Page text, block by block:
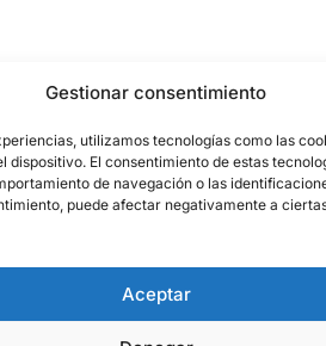
Gestionar consentimiento
utilizamos tecnologías como las
dispositivo. El consentimiento de estas
de navegación o las
puede afectar negativamente a
Aceptar